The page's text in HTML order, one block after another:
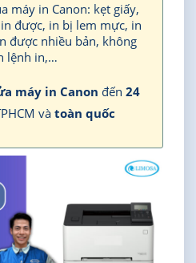
máy in Canon: kẹt giấy,
được, in bị lem mực, in
được nhiều bản, không
lệnh in,…
máy in Canon đến 24
vàtoàn quốc